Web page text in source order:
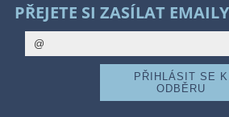
PŘEJETE SI ZASÍLAT